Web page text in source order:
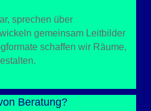
sprechen über
gemeinsam Leitbilder
schaffen wir Räume,
Beratung?